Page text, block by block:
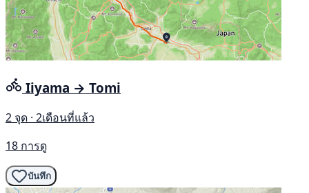
Iiyama → Tomi
2 จุด · 2เดือนที่แล้ว
18 การดู
บันทึก